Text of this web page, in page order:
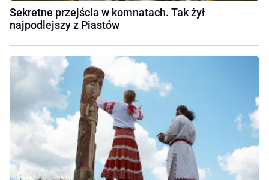
Sekretne przejścia w komnatach. Tak żył
najpodlejszy z Piastów